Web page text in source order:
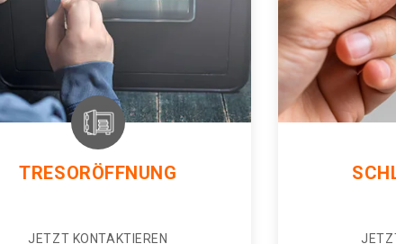
TRESORÖFFNUNG
JETZT KONTAKTIEREN